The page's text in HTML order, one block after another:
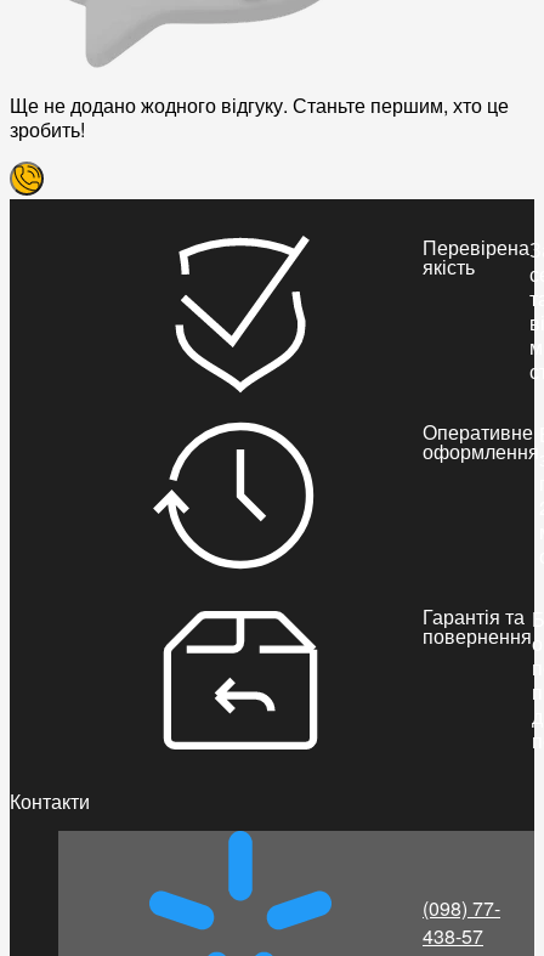
Ще не додано жодного відгуку. Станьте першим, хто це
зробить!
Перевірена
якість
Оперативне
оформлення
Гарантія та
повернення
Контакти
(098) 77-
438-57